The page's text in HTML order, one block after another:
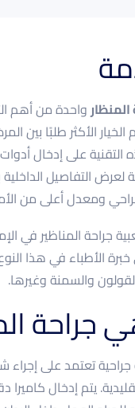
واحدة من أهم
الخيار الأكثر طلبًا بين
التقنية على إدخال
لعرض التفاصيل
ومعدل أعلى من
جراحة المناظير في
الأطباء في هذا
والسمنة وغيرها.
جراحة